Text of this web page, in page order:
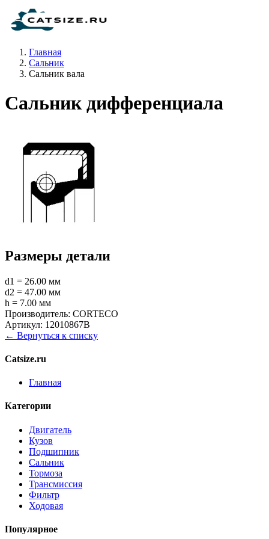
Главная
Сальник
Сальник вала
Сальник дифференциала
Размеры детали
d1 = 26.00 мм
d2 = 47.00 мм
h = 7.00 мм
Производитель: CORTECO
Артикул: 12010867B
← Вернуться к списку
Catsize.ru
Главная
Категории
Двигатель
Кузов
Подшипник
Сальник
Тормоза
Трансмиссия
Фильтр
Ходовая
Популярное